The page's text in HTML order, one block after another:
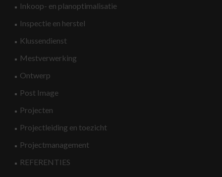
Inkoop- en planoptimalisatie
Inspectie en herstel
Klussendienst
Mestverwerking
Ontwerp
Post Image
Projecten
Projectleiding en toezicht
Projectmanagement
REFERENTIES